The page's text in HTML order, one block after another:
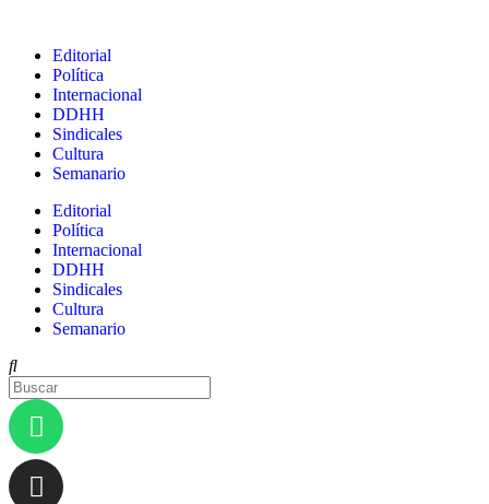
Editorial
Política
Internacional
DDHH
Sindicales
Cultura
Semanario
Editorial
Política
Internacional
DDHH
Sindicales
Cultura
Semanario